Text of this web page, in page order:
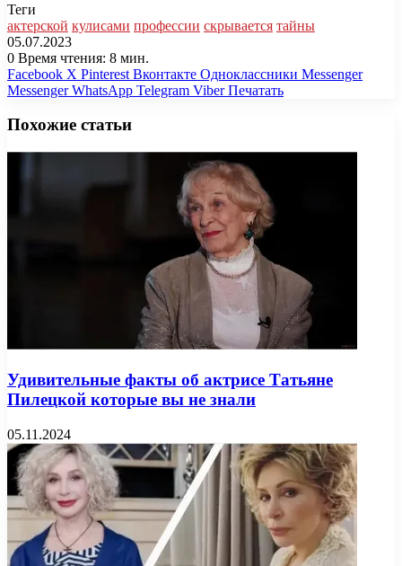
Теги
актерской кулисами профессии скрывается тайны
05.07.2023
0 Время чтения: 8 мин.
Facebook X Pinterest Вконтакте Одноклассники Messenger
Messenger WhatsApp Telegram Viber Печатать
Похожие статьи
Удивительные факты об актрисе Татьяне
Пилецкой которые вы не знали
05.11.2024